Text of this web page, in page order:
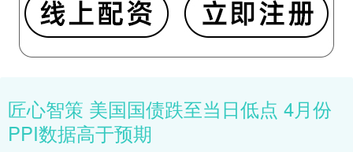
匠心智策 美国国债跌至当日低点 4月份
PPI数据高于预期